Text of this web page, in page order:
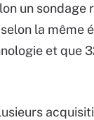
un sondage
la même
et que